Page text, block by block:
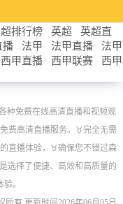
排行榜 英超
英超直
播 法甲 法甲直播
法甲
西甲直播 西甲联赛
西甲
种免费在线高清直播和视频观
费高清直播服务。♉️完全无需
直播体验，♉️确保您不错过森
选择了便捷、高效和高质量的
。